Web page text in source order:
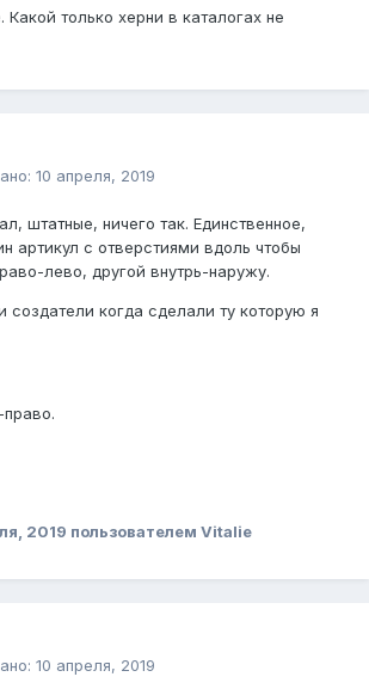
только херни в каталогах не
10 апреля, 2019
штатные, ничего так. Единственное,
артикул с отверстиями вдоль чтобы
лево, другой внутрь-наружу.
создатели когда сделали ту которую я
2019 пользователем Vitalie
10 апреля, 2019